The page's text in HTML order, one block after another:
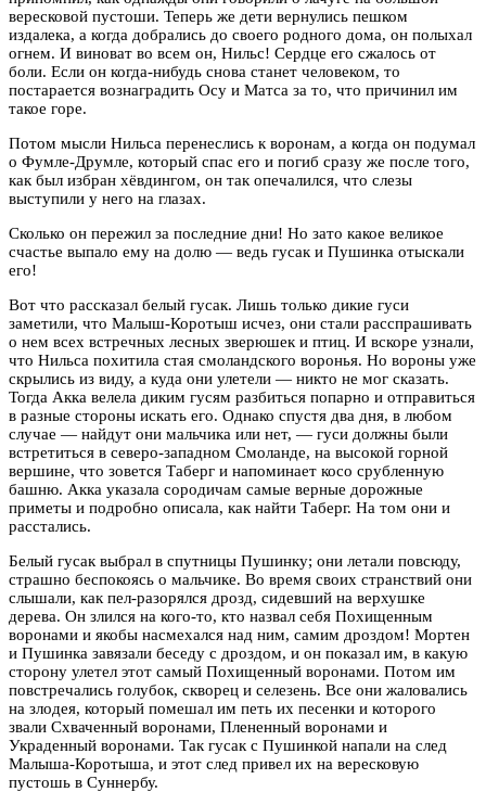
вересковой пустоши. Теперь же дети вернулись пешком
издалека, а когда добрались до своего родного дома, он полыхал
огнем. И виноват во всем он, Нильс! Сердце его сжалось от
боли. Если он когда-нибудь снова станет человеком, то
постарается вознаградить Осу и Матса за то, что причинил им
такое горе.
Потом мысли Нильса перенеслись к воронам, а когда он подумал
о Фумле-Друмле, который спас его и погиб сразу же после того,
как был избран хёвдингом, он так опечалился, что слезы
выступили у него на глазах.
Сколько он пережил за последние дни! Но зато какое великое
счастье выпало ему на долю — ведь гусак и Пушинка отыскали
его!
Вот что рассказал белый гусак. Лишь только дикие гуси
заметили, что Малыш-Коротыш исчез, они стали расспрашивать
о нем всех встречных лесных зверюшек и птиц. И вскоре узнали,
что Нильса похитила стая смоландского воронья. Но вороны уже
скрылись из виду, а куда они улетели — никто не мог сказать.
Тогда Акка велела диким гусям разбиться попарно и отправиться
в разные стороны искать его. Однако спустя два дня, в любом
случае — найдут они мальчика или нет, — гуси должны были
встретиться в северо-западном Смоланде, на высокой горной
вершине, что зовется Таберг и напоминает косо срубленную
башню. Акка указала сородичам самые верные дорожные
приметы и подробно описала, как найти Таберг. На том они и
расстались.
Белый гусак выбрал в спутницы Пушинку; они летали повсюду,
страшно беспокоясь о мальчике. Во время своих странствий они
слышали, как пел-разорялся дрозд, сидевший на верхушке
дерева. Он злился на кого-то, кто назвал себя Похищенным
воронами и якобы насмехался над ним, самим дроздом! Мортен
и Пушинка завязали беседу с дроздом, и он показал им, в какую
сторону улетел этот самый Похищенный воронами. Потом им
повстречались голубок, скворец и селезень. Все они жаловались
на злодея, который помешал им петь их песенки и которого
звали Схваченный воронами, Плененный воронами и
Украденный воронами. Так гусак с Пушинкой напали на след
Малыша-Коротыша, и этот след привел их на вересковую
пустошь в Суннербу.